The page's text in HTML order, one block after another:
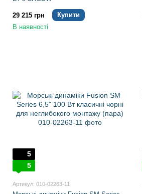
29 215 грн
Купити
В наявності
5
5
Артикул: 010-02263-11